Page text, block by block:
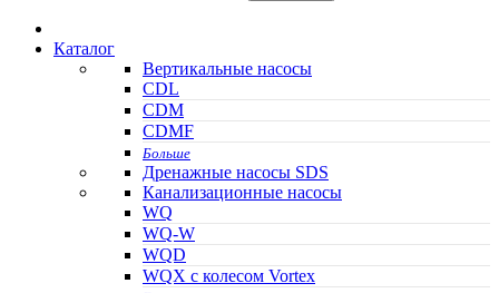
Каталог
Вертикальные насосы
CDL
CDM
CDMF
Больше
Дренажные насосы SDS
Канализационные насосы
WQ
WQ-W
WQD
WQX с колесом Vortex